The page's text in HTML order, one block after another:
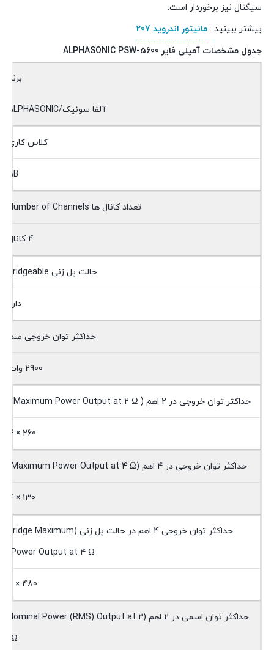
سیگنال نیز برخوردار است.
بیشتر ببینید : مانیتور اندروید 207
جدول مشخصات آمپلی فایر ALPHASONIC PSW-5600
برند
آلفا سونیک/ALPHASONIC
کلاس کاری
AB
تعداد کانال ها Number of Channels
4 کانال
حالت پل زنی Bridgeable
دارد
حداکثر توان خروجی صدا
2900 وات
حداکثر توان خروجی در 2 اهم ( Maximum Power Output at 2 Ω )
260 × 4
حداکثر توان خروجی در 4 اهم (Maximum Power Output at 4 Ω)
130 × 4
حداکثر توان خروجی 4 اهم در حالت پل زنی (bridge Maximum
Power Output at 4 Ω)
480 × 2
حداکثر توان اسمی در 2 اهم (Nominal Power (RMS) Output at 2
Ω)